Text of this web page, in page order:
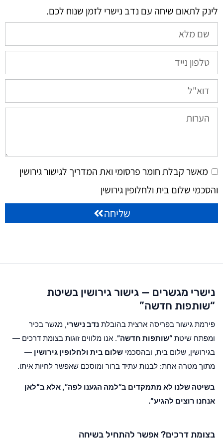
לינק לתאום שיחה עם נדב נישרי לזמן שנוח לכם.​
מאשר קבלת חומר פרסומי ואת המדריך לגישור גירושין
והסכמי שלום בית ולחלופין גירושין
שליחה
נישרי מגשרים — גישור גירושין בשיטת
“שותפות חדשה”
פירמת גישור בפריסה ארצית בהובלת נדב נישרי, מגשר בכיר
ומפתח שיטת “שותפות חדשה”. אנו מלווים זוגות בצומת דרכים —
בגירושין, שלום בית, ובהסכמי שלום בית ולחלופין גירושין —
מתוך מטרה אחת: לבנות עתיד ברור ומוסכם שאפשר לחיות איתו.
בשיטה שלנו לא מתמקדים ב“למה הגענו לפה”, אלא ב“לאן
אנחנו רוצים להגיע”.
בצומת דרכים? אפשר להתחיל בשיחה